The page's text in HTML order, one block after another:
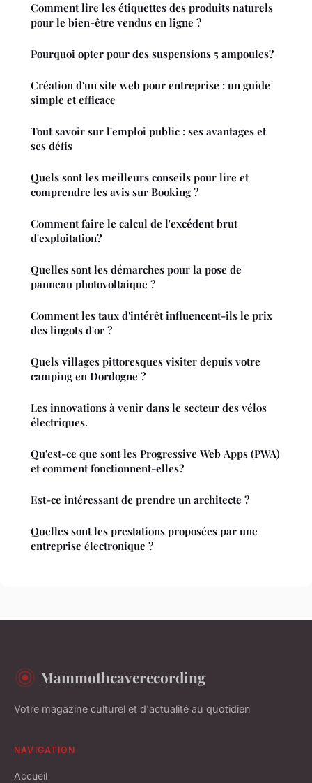
Comment lire les étiquettes des produits naturels
pour le bien-être vendus en ligne ?
Pourquoi opter pour des suspensions 5 ampoules?
Création d'un site web pour entreprise : un guide
simple et efficace
Tout savoir sur l'emploi public : ses avantages et
ses défis
Quels sont les meilleurs conseils pour lire et
comprendre les avis sur Booking ?
Comment faire le calcul de l'excédent brut
d'exploitation?
Quelles sont les démarches pour la pose de
panneau photovoltaique ?
Comment les taux d'intérêt influencent-ils le prix
des lingots d'or ?
Quels villages pittoresques visiter depuis votre
camping en Dordogne ?
Les innovations à venir dans le secteur des vélos
électriques.
Qu'est-ce que sont les Progressive Web Apps (PWA)
et comment fonctionnent-elles?
Est-ce intéressant de prendre un architecte ?
Quelles sont les prestations proposées par une
entreprise électronique ?
Mammothcaverecording
Votre magazine culturel et d'actualité au quotidien
NAVIGATION
Accueil